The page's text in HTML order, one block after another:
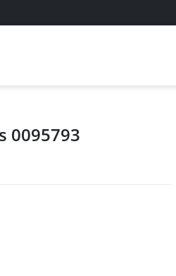
0095793